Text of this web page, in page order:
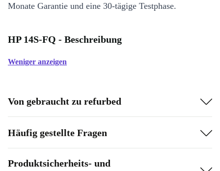
Monate Garantie und eine 30-tägige Testphase.
HP 14S-FQ - Beschreibung
Weniger anzeigen
Von gebraucht zu refurbed
Häufig gestellte Fragen
Produktsicherheits- und